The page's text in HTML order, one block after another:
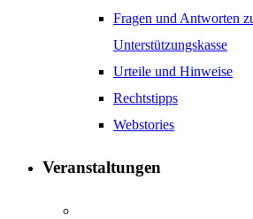
Fragen und Antworten
Unterstützungskasse
Urteile und Hinweise
Rechtstipps
Webstories
Veranstaltungen